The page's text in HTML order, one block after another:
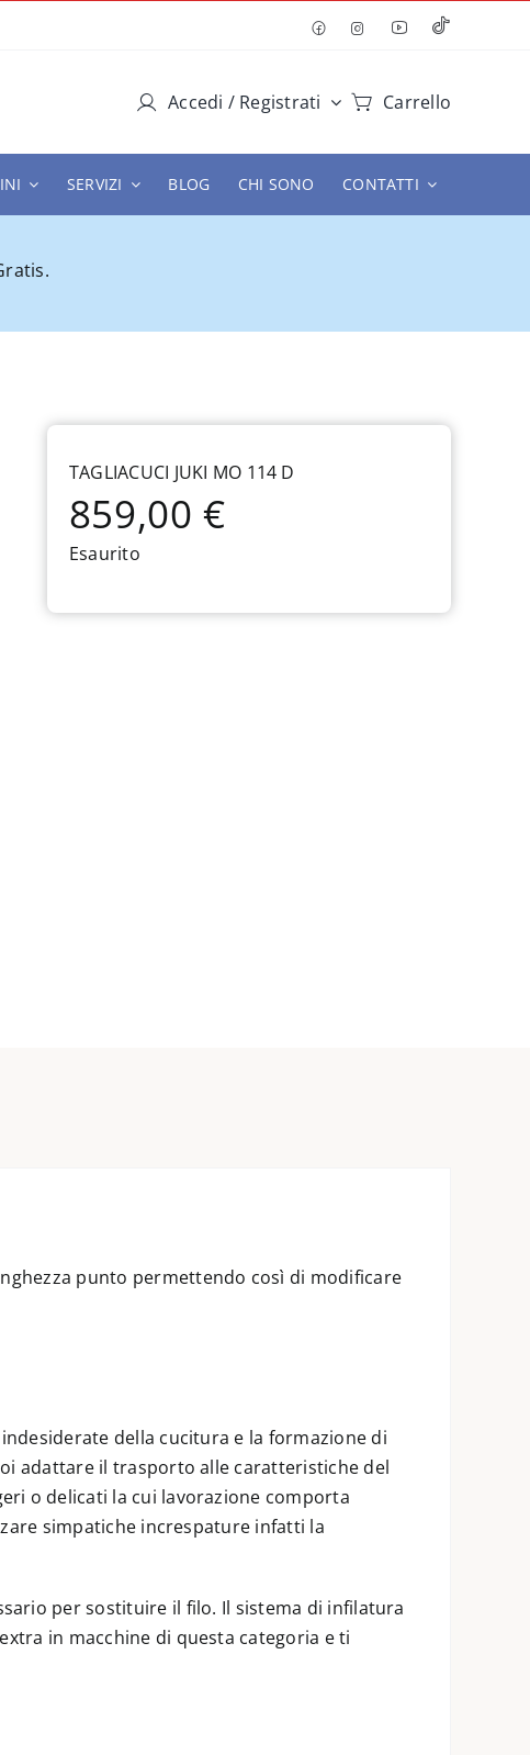
Accedi / Registrati Carrello
SERVIZI BLOG CHI SONO CONTATTI
TAGLIACUCI JUKI MO 114 D
859,00 €
Esaurito
punto permettendo così di modificare
della cucitura e la formazione di
adattare il trasporto alle caratteristiche del
o delicati la cui lavorazione comporta
simpatiche increspature infatti la
per sostituire il filo. Il sistema di infilatura
in macchine di questa categoria e ti